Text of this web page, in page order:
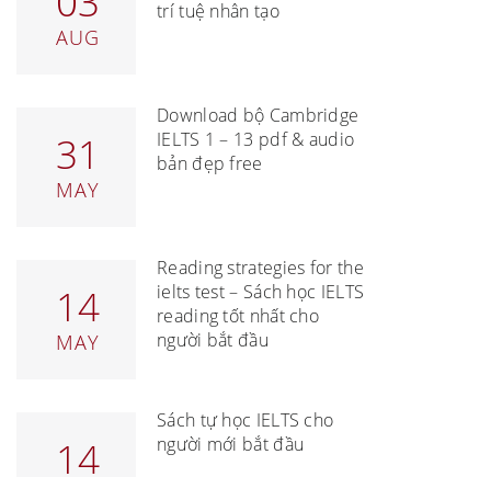
AUG
trí tuệ nhân tạo
31
MAY
Download bộ Cambridge
IELTS 1 – 13 pdf & audio
bản đẹp free
14
MAY
Reading strategies for the
ielts test – Sách học IELTS
reading tốt nhất cho
người bắt đầu
14
Sách tự học IELTS cho
người mới bắt đầu